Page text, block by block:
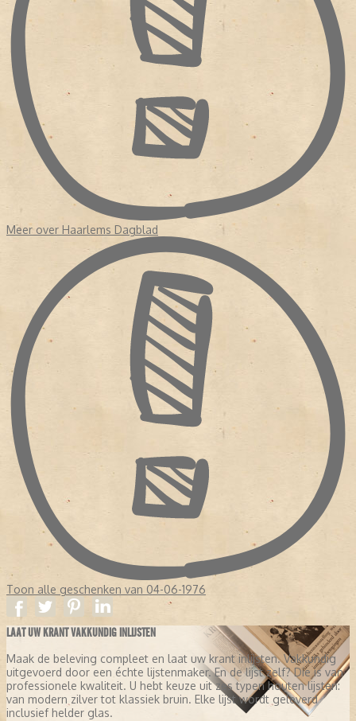
Meer over Haarlems Dagblad
Toon alle geschenken van 04-06-1976
LAAT UW KRANT VAKKUNDIG INLIJSTEN
Maak de beleving compleet en laat uw krant inlijsten. Vakkundig
uitgevoerd door een échte lijstenmaker. En de lijst zelf? Die is van
professionele kwaliteit. U hebt keuze uit zes typen houten lijsten:
van modern zilver tot klassiek bruin. Elke lijst wordt geleverd
inclusief helder glas.